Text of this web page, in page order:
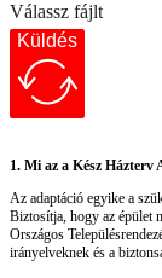
Válassz fájlt
Küldés
1. Mi az a Kész Házterv
Az adaptáció egyike a
Biztosítja, hogy az épület
Országos
irányelveknek és a